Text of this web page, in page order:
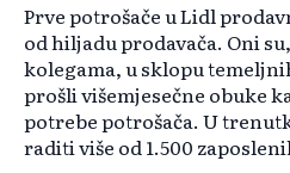
Prve potrošače u Lidl
od hiljadu prodavača. Oni
kolegama, u sklopu
prošli višemjesečne obuke
potrebe potrošača. U
raditi više od 1.500